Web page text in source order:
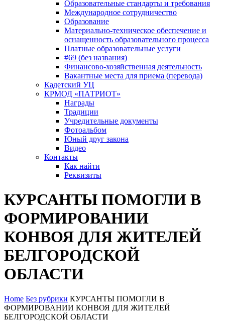
Образовательные стандарты и требования
Международное сотрудничество
Образование
Материально-техническое обеспечение и
оснащенность образовательного процесса
Платные образовательные услуги
#69 (без названия)
Финансово-хозяйственная деятельность
Вакантные места для приема (перевода)
Кадетский УЦ
КРМОД «ПАТРИОТ»
Награды
Традиции
Учредительные документы
Фотоальбом
Юный друг закона
Видео
Контакты
Как найти
Реквизиты
КУРСАНТЫ ПОМОГЛИ В
ФОРМИРОВАНИИ
КОНВОЯ ДЛЯ ЖИТЕЛЕЙ
БЕЛГОРОДСКОЙ
ОБЛАСТИ
Home Без рубрики КУРСАНТЫ ПОМОГЛИ В
ФОРМИРОВАНИИ КОНВОЯ ДЛЯ ЖИТЕЛЕЙ
БЕЛГОРОДСКОЙ ОБЛАСТИ